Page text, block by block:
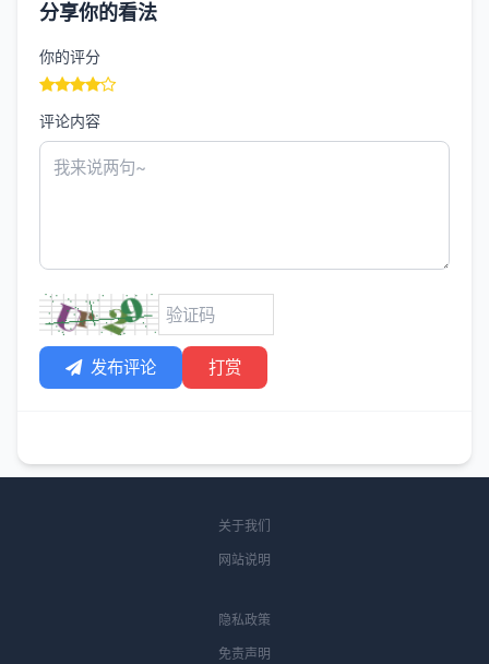
分享你的看法
你的评分
评论内容
发布评论 打赏
关于我们
网站说明
隐私政策
免责声明